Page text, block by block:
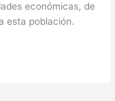
económicas, de
esta población.